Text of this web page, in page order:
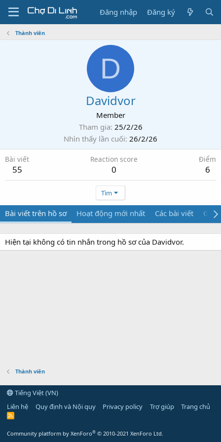
Đăng nhập Đăng ký
Thành viên
D
Davidvor
Member
Tham gia 25/2/26
Nhìn thấy lần cuối 26/2/26
Bài viết
55
Reaction score
0
Điểm
6
Tìm
Bài viết trên hồ sơ Hoạt động mới nhất Các bài viết Giới
Hiện tại không có tin nhắn trong hồ sơ của Davidvor.
Thành viên
Tiếng Việt (VN)
Liên hệ
Quy định và Nội quy Privacy policy Trợ giúp Trang chủ
R
Community platform by XenForo® © 2010-2021 XenForo Ltd.